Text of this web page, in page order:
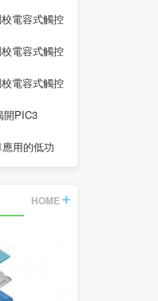
電容式觸控
電容式觸控
電容式觸控
PIC3
用的低功
HOME